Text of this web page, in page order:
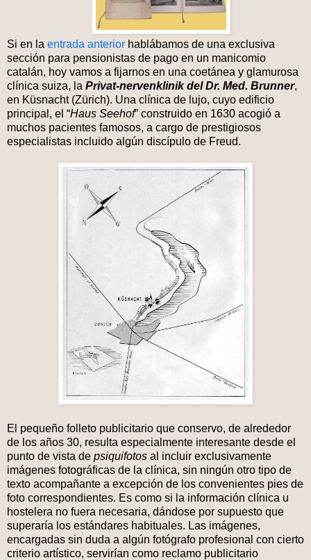
Si en la entrada anterior hablábamos de una exclusiva
sección para pensionistas de pago en un manicomio
catalán, hoy vamos a fijarnos en una coetánea y glamurosa
clínica suiza, la Privat-nervenklinik del Dr. Med. Brunner,
en Küsnacht (Zürich). Una clínica de lujo, cuyo edificio
principal, el “Haus Seehof” construido en 1630 acogió a
muchos pacientes famosos, a cargo de prestigiosos
especialistas incluido algún discípulo de Freud.
El pequeño folleto publicitario que conservo, de alrededor
de los años 30, resulta especialmente interesante desde el
punto de vista de psiquifotos al incluir exclusivamente
imágenes fotográficas de la clínica, sin ningún otro tipo de
texto acompañante a excepción de los convenientes pies de
foto correspondientes. Es como si la información clínica u
hostelera no fuera necesaria, dándose por supuesto que
superaría los estándares habituales. Las imágenes,
encargadas sin duda a algún fotógrafo profesional con cierto
criterio artístico, servirían como reclamo publicitario